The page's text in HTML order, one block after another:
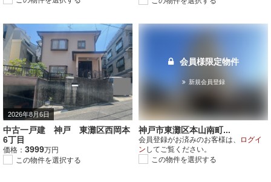
2026年8月6日
中古一戸建 神戸 東灘区西岡本
6丁目
価格： 3999万円
この物件を選択する
会員様限定物件
新規会員登録
神戸市東灘区本山南町...
会員登録がお済みのお客様は、
ログイ
ン してご覧ください。
この物件を選択する